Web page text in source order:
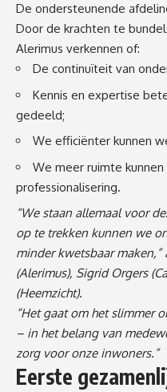
De ondersteunende
Door de krachten te
Alerimus verkennen of:
De continuïteit van
Kennis en expertise
gedeeld;
We efficiënter kunnen
We meer ruimte
professionalisering.
“We staan allemaal voor
op te trekken kunnen we
minder kwetsbaar maken,”
(Alerimus), Sigrid Orgers
(Heemzicht).
“Het gaat om het slimmer
– in het belang van
zorg voor onze inwoners.”
Eerste